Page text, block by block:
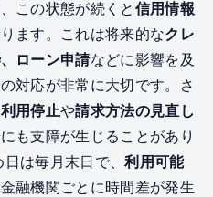
この状態が続くと 信用情報
ます。これは将来的なクレ
ローン申請などに影響を及
対応が非常に大切です。さ
利用停止や請求方法の見直し
も支障が生じることがあり
日は毎月末日で、利用可能
融機関ごとに時間差が発生